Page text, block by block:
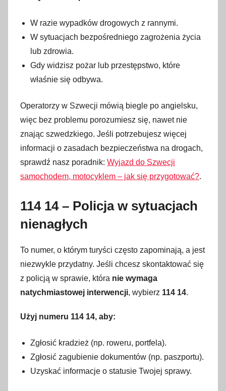
W razie wypadków drogowych z rannymi.
W sytuacjach bezpośredniego zagrożenia życia
lub zdrowia.
Gdy widzisz pożar lub przestępstwo, które
właśnie się odbywa.
Operatorzy w Szwecji mówią biegle po angielsku,
więc bez problemu porozumiesz się, nawet nie
znając szwedzkiego. Jeśli potrzebujesz więcej
informacji o zasadach bezpieczeństwa na drogach,
sprawdź nasz poradnik: Wyjazd do Szwecji
samochodem, motocyklem – jak się przygotować?.
114 14 – Policja w sytuacjach
nienagłych
To numer, o którym turyści często zapominają, a jest
niezwykle przydatny. Jeśli chcesz skontaktować się
z policją w sprawie, która nie wymaga
natychmiastowej interwencji, wybierz 114 14.
Użyj numeru 114 14, aby:
Zgłosić kradzież (np. roweru, portfela).
Zgłosić zagubienie dokumentów (np. paszportu).
Uzyskać informacje o statusie Twojej sprawy.